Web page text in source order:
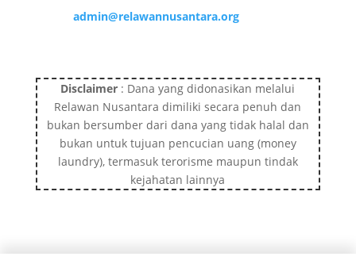
admin@relawannusantara.org
Disclaimer : Dana yang didonasikan melalui
Relawan Nusantara dimiliki secara penuh dan
bukan bersumber dari dana yang tidak halal dan
bukan untuk tujuan pencucian uang (money
laundry), termasuk terorisme maupun tindak
kejahatan lainnya